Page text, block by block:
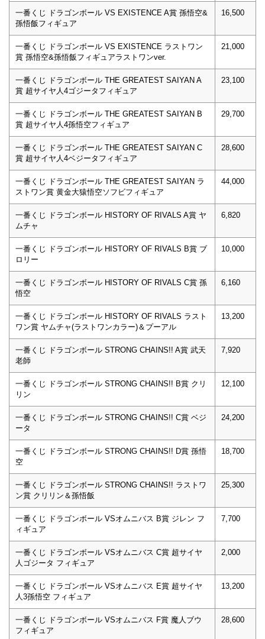
一番くじ ドラゴンボール VS EXISTENCE A賞 孫悟空&
孫悟飯フィギュア
16,500
一番くじ ドラゴンボール VS EXISTENCE ラストワン
賞 孫悟空&孫悟飯フィギュアラストワンver.
21,000
一番くじ ドラゴンボール THE GREATEST SAIYAN A
賞 超サイヤ人4ゴジータフィギュア
23,100
一番くじ ドラゴンボール THE GREATEST SAIYAN B
賞 超サイヤ人4孫悟空フィギュア
29,700
一番くじ ドラゴンボール THE GREATEST SAIYAN C
賞 超サイヤ人4ベジータフィギュア
28,600
一番くじ ドラゴンボール THE GREATEST SAIYAN ラ
ストワン賞 黄金大猿悟空ソフビフィギュア
44,000
一番くじ ドラゴンボール HISTORY OF RIVALS A賞 ヤ
ムチャ
6,820
一番くじ ドラゴンボール HISTORY OF RIVALS B賞 ブ
ロリー
10,000
一番くじ ドラゴンボール HISTORY OF RIVALS C賞 孫
悟空
6,160
一番くじ ドラゴンボール HISTORY OF RIVALS ラスト
ワン賞 ヤムチャ(ラストワンカラー)＆プーアル
13,200
一番くじ ドラゴンボール STRONG CHAINS!! A賞 武天
老師
7,920
一番くじ ドラゴンボール STRONG CHAINS!! B賞 クリ
リン
12,100
一番くじ ドラゴンボール STRONG CHAINS!! C賞 ベジ
ータ
24,200
一番くじ ドラゴンボール STRONG CHAINS!! D賞 孫悟
空
18,700
一番くじ ドラゴンボール STRONG CHAINS!! ラストワ
ン賞 クリリン＆孫悟飯
25,300
一番くじ ドラゴンボール VSオムニバス B賞 ジレン フ
ィギュア
7,700
一番くじ ドラゴンボール VSオムニバス C賞 超サイヤ
人ゴジータ フィギュア
2,000
一番くじ ドラゴンボール VSオムニバス E賞 超サイヤ
人3孫悟空 フィギュア
13,200
一番くじ ドラゴンボール VSオムニバス F賞 魔人ブウ
フィギュア
28,600